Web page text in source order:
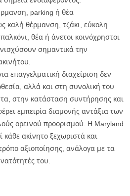
parking ή θέα
καλή θέρμανση, τζάκι, εύκολη
θέα ή άνετοι κοινόχρηστοι
σημαντικά την
επαγγελματική διαχείριση δεν
αλλά και στη συνολική του
στην κατάσταση συντήρησης και
εμπειρία διαμονής αντάξια των
ορεινού προορισμού. Η Maryland
κάθε ακίνητο ξεχωριστά και
αξιοποίησης, ανάλογα με τα
του.